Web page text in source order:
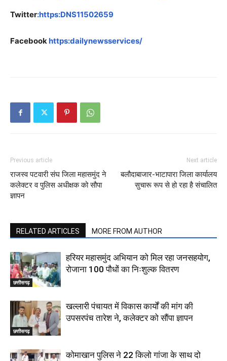
Twitter:https:DNS11502659
Facebook https:dailynewsservices/
Previous article
राजस्व पटवारी संघ जिला महासमुंद ने
कलेक्टर व पुलिस अधीक्षक को सौपा
ज्ञापन
Next article
बलौदाबाजार-भाटापारा जिला कार्यालय
सुचारू रूप से हो रहा है संचालित
RELATED ARTICLES MORE FROM AUTHOR
छत्तीसगढ़
हरियर महासमुंद अभियान को मिल रहा जनसहयोग,
रोजाना 100 पौधों का निःशुल्क वितरण
छत्तीसगढ़
खल्लारी पंचायत में विकास कार्यों की मांग की
उपसरपंच तारेश ने, कलेक्टर को सौंपा ज्ञापन
कोमाखान पुलिस ने 22 किलो गांजा के साथ दो